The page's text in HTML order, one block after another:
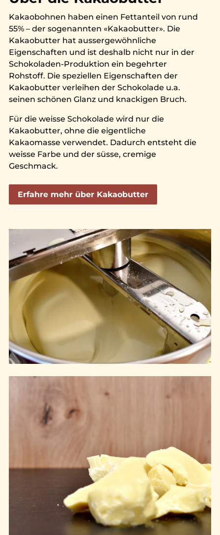
Kakaobohnen haben einen Fettanteil von rund
55% – der sogenannten «Kakaobutter». Die
Kakaobutter hat aussergewöhnliche
Eigenschaften und ist deshalb nicht nur in der
Schokoladen-Produktion ein begehrter
Rohstoff. Die speziellen Eigenschaften der
Kakaobutter verleihen der Schokolade u.a.
seinen schönen Glanz und knackigen Bruch.
Für die weisse Schokolade wird nur die
Kakaobutter, ohne die eigentliche
Kakaomasse verwendet. Dadurch entsteht die
weisse Farbe und der süsse, cremige
Geschmack.
Erfahre mehr über Kakaobutter